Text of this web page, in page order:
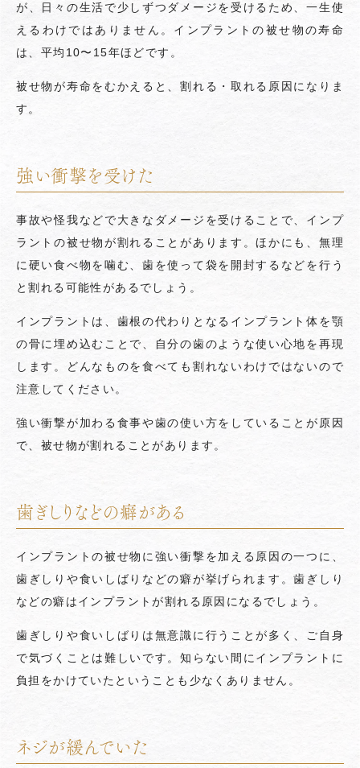
が、日々の生活で少しずつダメージを受けるため、一生使
えるわけではありません。インプラントの被せ物の寿命
は、平均10〜15年ほどです。
被せ物が寿命をむかえると、割れる・取れる原因になりま
す。
強い衝撃を受けた
事故や怪我などで大きなダメージを受けることで、インプ
ラントの被せ物が割れることがあります。ほかにも、無理
に硬い食べ物を噛む、歯を使って袋を開封するなどを行う
と割れる可能性があるでしょう。
インプラントは、歯根の代わりとなるインプラント体を顎
の骨に埋め込むことで、自分の歯のような使い心地を再現
します。どんなものを食べても割れないわけではないので
注意してください。
強い衝撃が加わる食事や歯の使い方をしていることが原因
で、被せ物が割れることがあります。
歯ぎしりなどの癖がある
インプラントの被せ物に強い衝撃を加える原因の一つに、
歯ぎしりや食いしばりなどの癖が挙げられます。歯ぎしり
などの癖はインプラントが割れる原因になるでしょう。
歯ぎしりや食いしばりは無意識に行うことが多く、ご自身
で気づくことは難しいです。知らない間にインプラントに
負担をかけていたということも少なくありません。
ネジが緩んでいた